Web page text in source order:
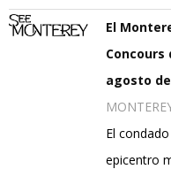
El
Concours
agosto
El
epicentro